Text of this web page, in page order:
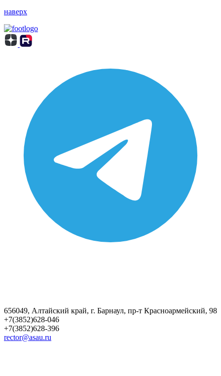
наверх
656049, Алтайский край, г. Барнаул, пр-т Красноармейский, 98
+7(3852)628-046
+7(3852)628-396
rector@asau.ru